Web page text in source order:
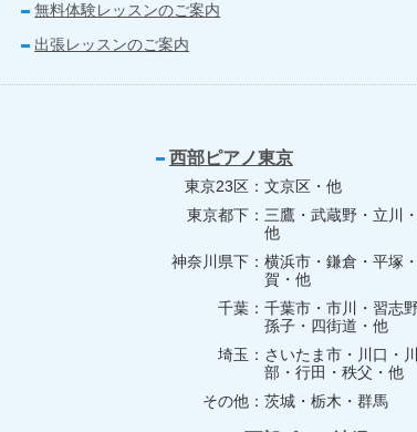
無料体験レッスンのご案内
出張レッスンのご案内
西部ピアノ東京
東京23区
文京区・他
東京都下
三鷹・武蔵野・立川
他
神奈川県下
横浜市・鎌倉・平塚
賀・他
千葉
千葉市・市川・習志
孫子・四街道・他
埼玉
さいたま市・川口・
部・行田・秩父・他
その他
茨城・栃木・群馬